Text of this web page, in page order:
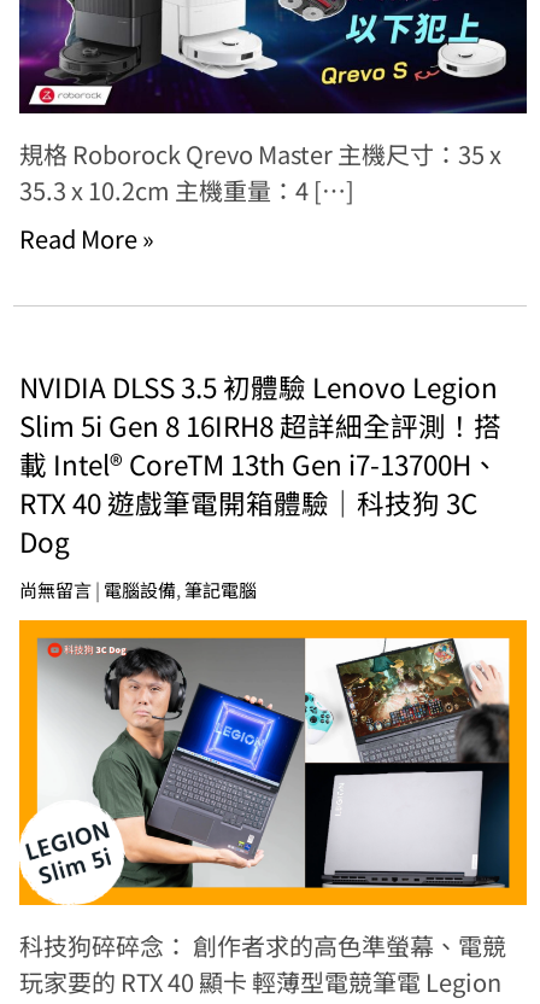
規格 Roborock Qrevo Master 主機尺寸：35 x
35.3 x 10.2cm 主機重量：4 […]
Read More »
NVIDIA DLSS 3.5 初體驗 Lenovo Legion
Slim 5i Gen 8 16IRH8 超詳細全評測！搭
載 Intel® CoreTM 13th Gen i7-13700H、
RTX 40 遊戲筆電開箱體驗｜科技狗 3C
Dog
尚無留言| 電腦設備,筆記電腦
科技狗碎碎念： 創作者求的高色準螢幕、電競
玩家要的 RTX 40 顯卡 輕薄型電競筆電 Legion